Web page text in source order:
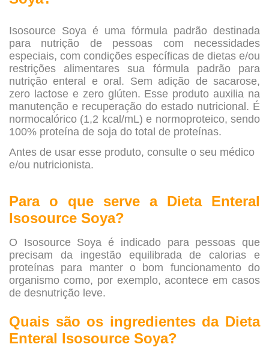
Isosource Soya é uma fórmula padrão destinada
para nutrição de pessoas com necessidades
especiais, com condições específicas de dietas e/ou
restrições alimentares sua fórmula padrão para
nutrição enteral e oral. Sem adição de sacarose,
zero lactose e zero glúten.​ Esse produto auxilia na
manutenção e recuperação do estado nutricional. É
normocalórico (1,2 kcal/mL) e normoproteico, sendo
100% proteína de soja do total de proteínas.
Antes de usar esse produto, consulte o seu médico
e/ou nutricionista.
Para o que serve a Dieta Enteral
Isosource Soya?
O Isosource Soya é indicado para pessoas que
precisam da ingestão equilibrada de calorias e
proteínas para manter o bom funcionamento do
organismo como, por exemplo, acontece em casos
de desnutrição leve.
Quais são os ingredientes da Dieta
Enteral Isosource Soya?